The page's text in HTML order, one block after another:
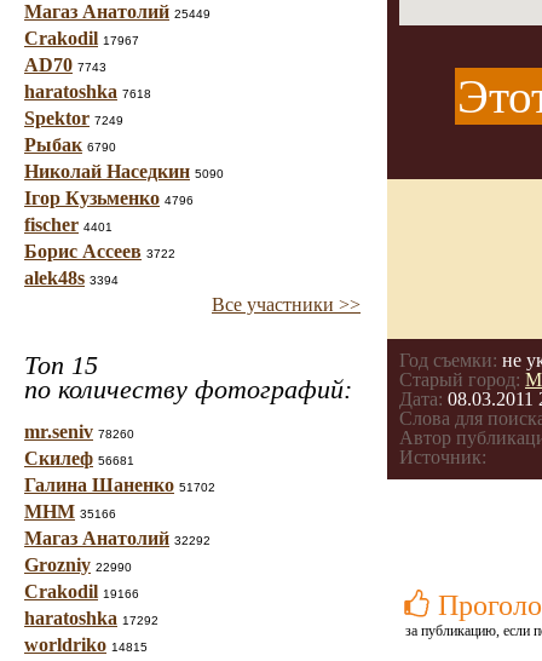
Магаз Анатолий 25449
Crakodil 17967
AD70 7743
haratoshka 7618
Spektor 7249
Рыбак 6790
Николай Наседкин 5090
Ігор Кузьменко 4796
fischer 4401
Борис Ассеев 3722
alek48s 3394
Все участники >>
Топ 15
по количеству фотографий:
mr.seniv 78260
Скилеф 56681
Галина Шаненко 51702
МНМ 35166
Магаз Анатолий 32292
Grozniy 22990
Crakodil 19166
haratoshka 17292
worldriko 14815
Год съемки: не
Старый город:
Дата: 08.03.2011
Слова для
Автор
Источник:
за публикацию, если